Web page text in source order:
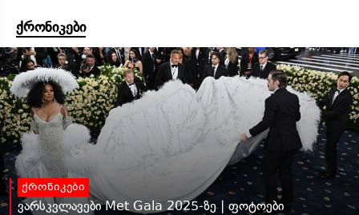
ქრონიკები
ქრონიკები
ვარსკვლავები Met Gala 2025-ზე | ფოტოები